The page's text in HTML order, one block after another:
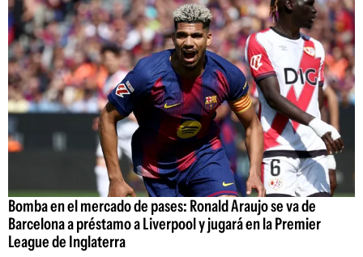
Bomba en el mercado de pases: Ronald Araujo se va de
Barcelona a préstamo a Liverpool y jugará en la Premier
League de Inglaterra